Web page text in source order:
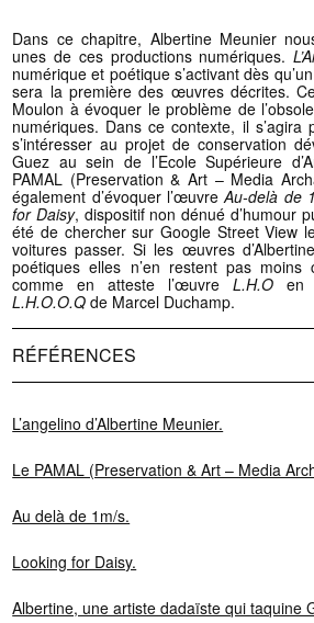
Dans ce chapitre, Albertine Meunier
unes de ces productions numériques.
numérique et poétique s’activant dès
sera la première des œuvres décrites.
Moulon à évoquer le problème de
numériques. Dans ce contexte, il s’agira
s’intéresser au projet de conservation
Guez au sein de l’Ecole Supérieure
PAMAL (Preservation & Art – Media
également d’évoquer l’œuvreAu-delà de
for Daisy, dispositif non dénué d’humour
été de chercher sur Google Street View
voitures passer. Si les œuvres
poétiques elles n’en restent pas moins
comme en atteste l’œuvre L.H.O en
L.H.O.O.Q de Marcel Duchamp.
RÉFÉRENCES
L’angelino d’Albertine Meunier.
Le PAMAL (Preservation & Art – Media
Au delà de 1m/s.
Looking for Daisy.
Albertine, une artiste dadaïste qui taquine